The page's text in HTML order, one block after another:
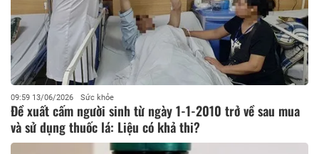
09:59 13/06/2026 Sức khỏe
Đề xuất cấm người sinh từ ngày 1-1-2010 trở về sau mua
và sử dụng thuốc lá: Liệu có khả thi?